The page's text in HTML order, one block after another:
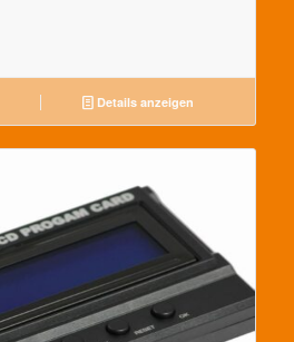
Details anzeigen